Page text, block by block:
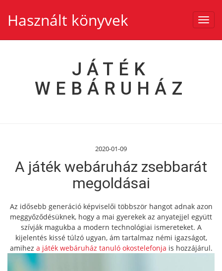
Használt könyvek
JÁTÉK
WEBÁRUHÁZ
2020-01-09
A játék webáruház zsebbarát
megoldásai
Az idősebb generáció képviselői többször hangot adnak azon
meggyőződésüknek, hogy a mai gyerekek az anyatejjel együtt
szívják magukba a modern technológiai ismereteket. A
kijelentés kissé túlzó ugyan, ám tartalmaz némi igazságot,
amihez a játék webáruház tanuló okostelefonja is hozzájárul.